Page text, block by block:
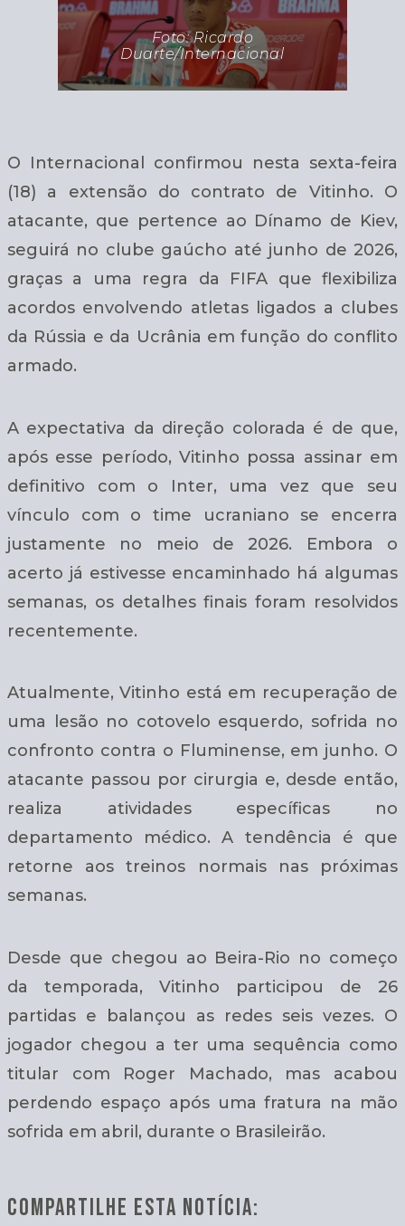
Foto: Ricardo
Duarte/Internacional
O Internacional confirmou nesta sexta-feira
(18) a extensão do contrato de Vitinho. O
atacante, que pertence ao Dínamo de Kiev,
seguirá no clube gaúcho até junho de 2026,
graças a uma regra da FIFA que flexibiliza
acordos envolvendo atletas ligados a clubes
da Rússia e da Ucrânia em função do conflito
armado.
A expectativa da direção colorada é de que,
após esse período, Vitinho possa assinar em
definitivo com o Inter, uma vez que seu
vínculo com o time ucraniano se encerra
justamente no meio de 2026. Embora o
acerto já estivesse encaminhado há algumas
semanas, os detalhes finais foram resolvidos
recentemente.
Atualmente, Vitinho está em recuperação de
uma lesão no cotovelo esquerdo, sofrida no
confronto contra o Fluminense, em junho. O
atacante passou por cirurgia e, desde então,
realiza atividades específicas no
departamento médico. A tendência é que
retorne aos treinos normais nas próximas
semanas.
Desde que chegou ao Beira-Rio no começo
da temporada, Vitinho participou de 26
partidas e balançou as redes seis vezes. O
jogador chegou a ter uma sequência como
titular com Roger Machado, mas acabou
perdendo espaço após uma fratura na mão
sofrida em abril, durante o Brasileirão.
COMPARTILHE ESTA NOTÍCIA: